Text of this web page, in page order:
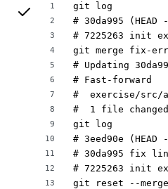
1
2
3
4
5
6
7
8
9
10
11
12
13
git log
# 30da995
# 7225263 init
git merge fix-
# Updating
# Fast-forward
#  exercise/src/
#  1 file
git log
# 3eed90e
# 30da995 fix
# 7225263 init
git reset --merge